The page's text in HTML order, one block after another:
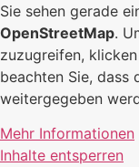
Sie sehen gerade
OpenStreetMap.
zuzugreifen,
beachten Sie, dass
weitergegeben
Mehr Informationen
Inhalte entsperren